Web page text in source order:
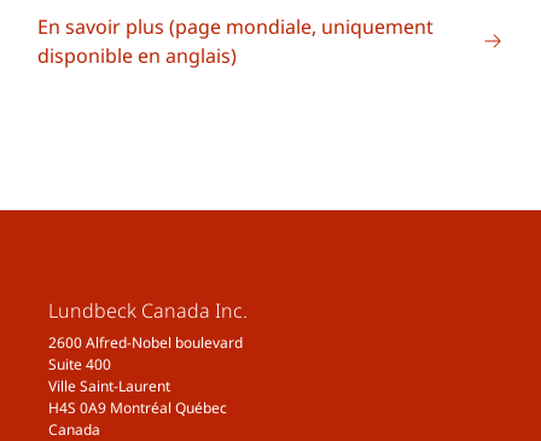
En savoir plus (page mondiale, uniquement
disponible en anglais)
Lundbeck Canada Inc.
2600 Alfred-Nobel boulevard
Suite 400
Ville Saint-Laurent
H4S 0A9 Montréal Québec
Canada